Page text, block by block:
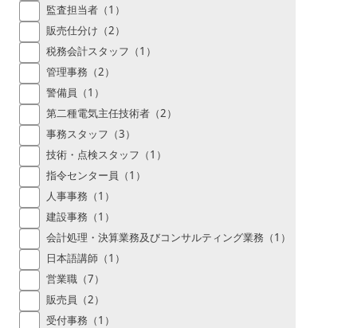
監査担当者（1）
販売仕分け（2）
税務会計スタッフ（1）
管理事務（2）
警備員（1）
第二種電気主任技術者（2）
事務スタッフ（3）
技術・点検スタッフ（1）
指令センター員（1）
人事事務（1）
建設事務（1）
会計処理・決算業務及びコンサルティング業務（1）
日本語講師（1）
営業職（7）
販売員（2）
受付事務（1）